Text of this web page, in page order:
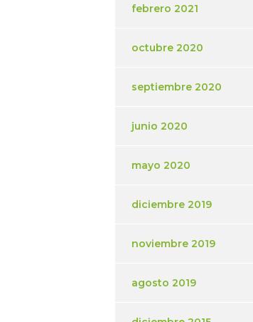
febrero 2021
octubre 2020
septiembre 2020
junio 2020
mayo 2020
diciembre 2019
noviembre 2019
agosto 2019